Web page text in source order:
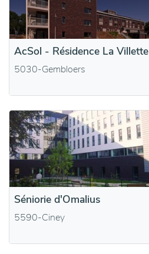
AcSol - Résidence La Villette
5030-Gembloers
Séniorie d'Omalius
5590-Ciney